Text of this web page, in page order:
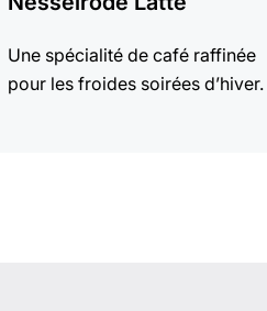
Une spécialité de café raffinée
pour les froides soirées d’hiver.